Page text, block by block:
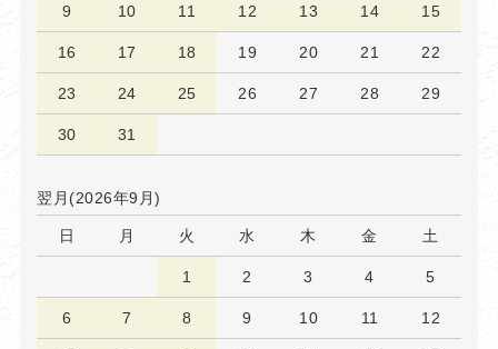
9 10 11 12 13 14 15
16 17 18 19 20 21 22
23 24 25 26 27 28 29
30 31
翌月(2026年9月)
日 月 火 水 木 金 土
1 2 3 4 5
6 7 8 9 10 11 12